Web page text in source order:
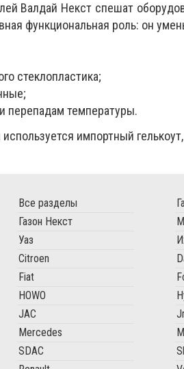
Валдай Некст спешат
функциональная роль: он
стеклопластика;
перепадам температуры.
импортный
Все разделы
Газон Некст
Уаз
Citroen
Fiat
HOWO
JAC
Mercedes
SDAC